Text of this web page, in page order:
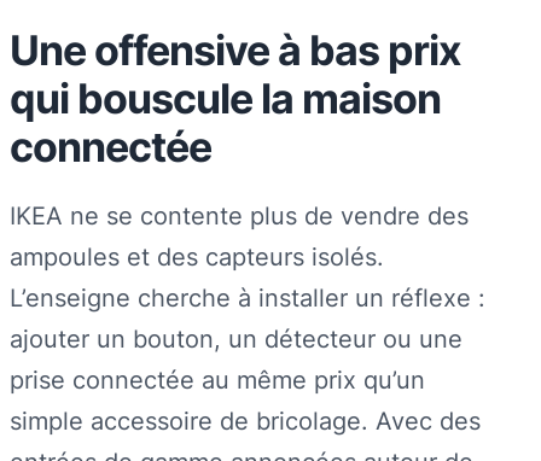
Une offensive à bas prix
qui bouscule la maison
connectée
IKEA ne se contente plus de vendre des
ampoules et des capteurs isolés.
L’enseigne cherche à installer un réflexe :
ajouter un bouton, un détecteur ou une
prise connectée au même prix qu’un
simple accessoire de bricolage. Avec des